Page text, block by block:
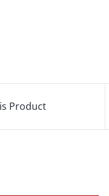
Product